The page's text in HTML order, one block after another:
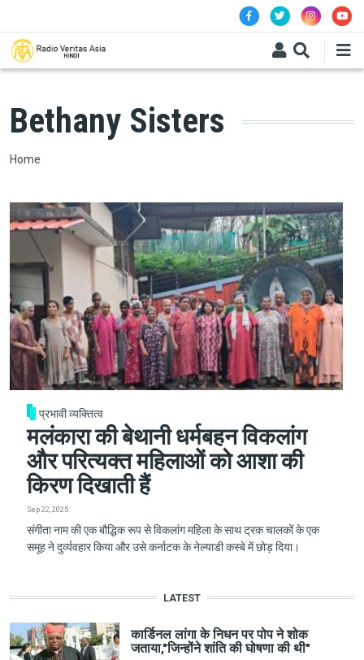
Bethany Sisters
Breadcrumb
Home
प्रभावी व्यक्तित्व
मलंकारा की बेथानी धर्मबहन विकलांग
और परित्यक्त महिलाओं को आशा की
किरण दिखाती हैं
Sep 22, 2025
संगीता नाम की एक बौद्धिक रूप से विकलांग महिला के साथ ट्रक चालकों के एक
समूह ने दुर्व्यवहार किया और उसे कर्नाटक के नेल्याडी कस्बे में छोड़ दिया।
LATEST
कार्डिनल लांगा के निधन पर पोप ने शोक
जताया,"जिन्होंने शांति की घोषणा की थी"